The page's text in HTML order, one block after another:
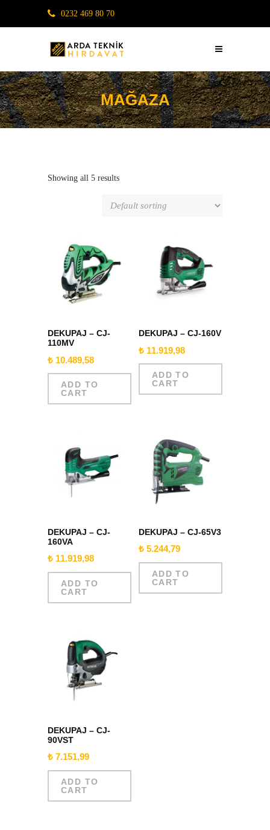
0232 469 80 70
MAĞAZA
Showing all 5 results
DEKUPAJ – CJ-
110MV
₺ 10.489,58
ADD TO
CART
DEKUPAJ – CJ-160V
₺11.919,98
ADD TO
CART
DEKUPAJ – CJ-
160VA
₺ 11.919,98
ADD TO
CART
DEKUPAJ – CJ-65V3
₺5.244,79
ADD TO
CART
DEKUPAJ – CJ-
90VST
₺ 7.151,99
ADD TO
CART